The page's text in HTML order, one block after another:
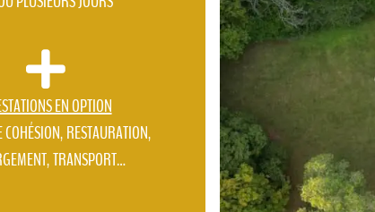
EN OPTION
COHÉSION, RESTAURATION,
TRANSPORT…